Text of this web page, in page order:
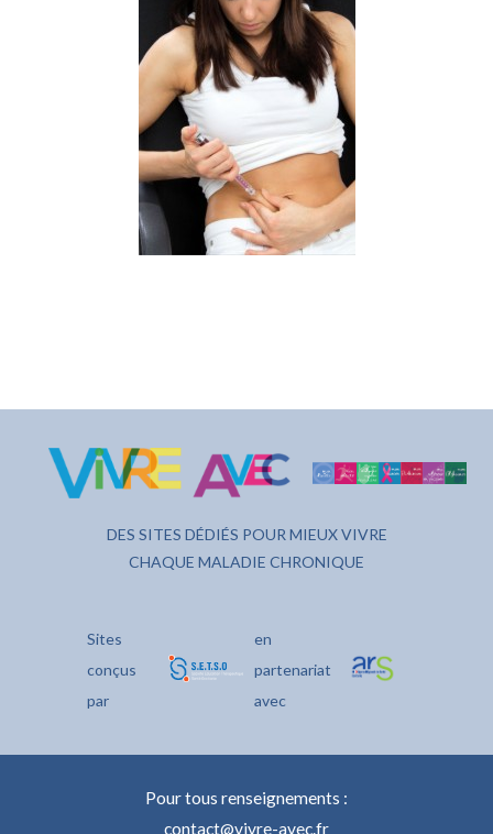
DES SITES DÉDIÉS POUR MIEUX VIVRE
CHAQUE MALADIE CHRONIQUE
Sites
conçus
par
en
partenariat
avec
Pour tous renseignements :
contact@vivre-avec.fr